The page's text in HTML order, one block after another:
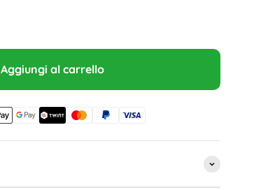
Aggiungi al carrello